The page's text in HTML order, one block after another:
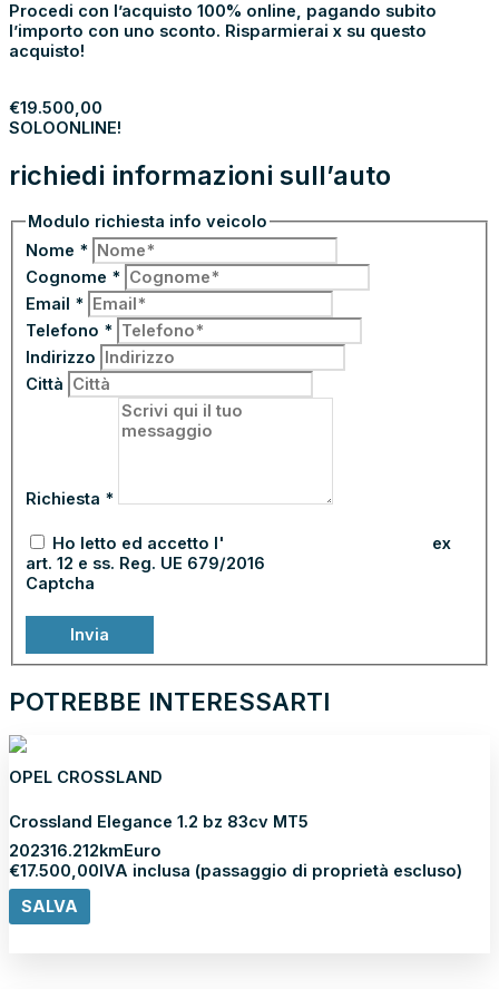
Procedi con l’acquisto 100% online, pagando subito
l’importo con uno sconto. Risparmierai x su questo
acquisto!
€19.500,00
SOLOONLINE!
richiedi informazioni sull’auto
Modulo richiesta info veicolo
Nome *
Cognome *
Email *
Telefono *
Indirizzo
Città
Richiesta *
Ho letto ed accetto l'
ex
art. 12 e ss. Reg. UE 679/2016
Captcha
Invia
POTREBBE INTERESSARTI
OPEL CROSSLAND
Crossland Elegance 1.2 bz 83cv MT5
202316.212kmEuro
€17.500,00IVA inclusa (passaggio di proprietà escluso)
SALVA